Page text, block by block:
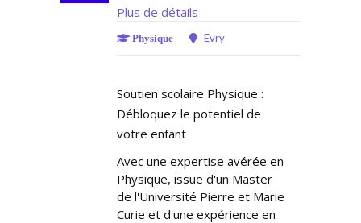
Plus de détails
Physique Evry
Soutien scolaire Physique :
Débloquez le potentiel de
votre enfant
Avec une expertise avérée en
Physique, issue d'un Master
de l'Université Pierre et Marie
Curie et d'une expérience en